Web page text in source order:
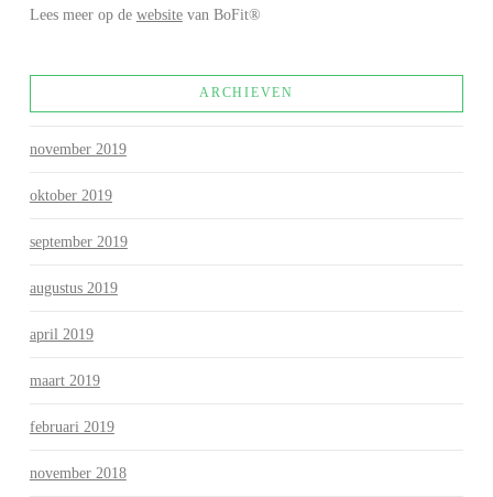
Lees meer op de websitevan BoFit®
ARCHIEVEN
november 2019
oktober 2019
september 2019
augustus 2019
april 2019
maart 2019
februari 2019
november 2018